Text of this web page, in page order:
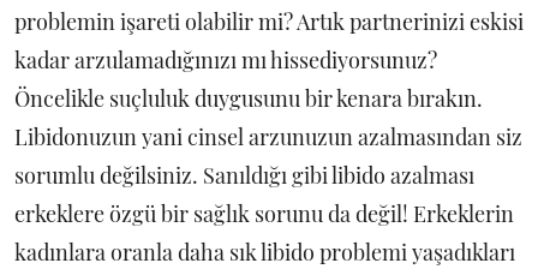
problemin işareti olabilir mi? Artık partnerinizi eskisi
kadar arzulamadığınızı mı hissediyorsunuz?
Öncelikle suçluluk duygusunu bir kenara bırakın.
Libidonuzun yani cinsel arzunuzun azalmasından siz
sorumlu değilsiniz. Sanıldığı gibi libido azalması
erkeklere özgü bir sağlık sorunu da değil! Erkeklerin
kadınlara oranla daha sık libido problemi yaşadıkları